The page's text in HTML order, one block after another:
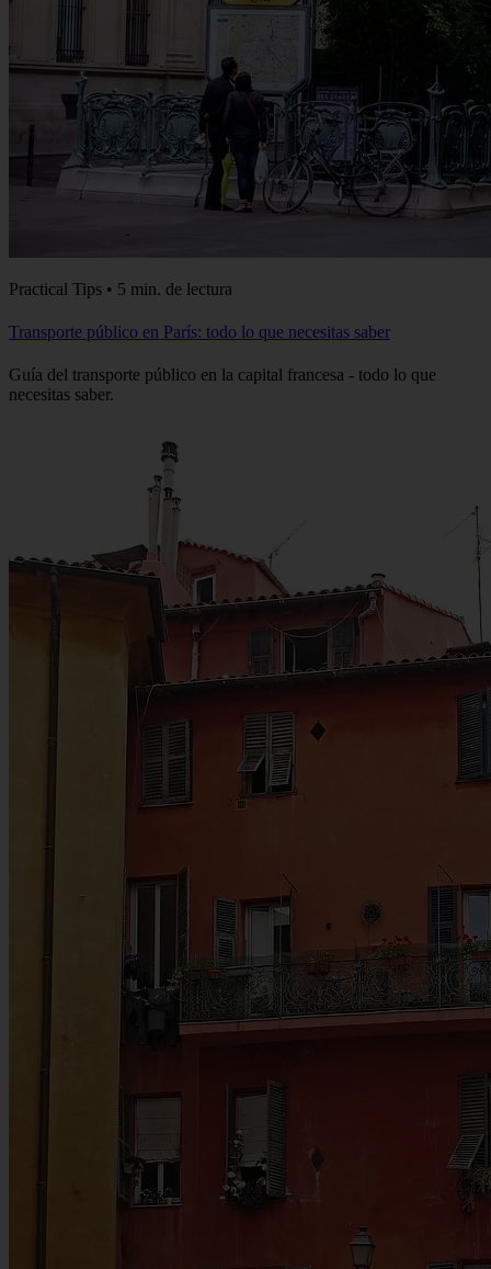
Practical Tips • 5 min. de lectura
Transporte público en París: todo lo que necesitas saber
Guía del transporte público en la capital francesa - todo lo que
necesitas saber.